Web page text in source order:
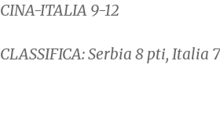
CINA-ITALIA 9-12
CLASSIFICA:Serbia 8 pti, Italia